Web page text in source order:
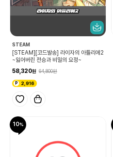
STEAM
[STEAM][코드발송] 라이자의 아틀리에2
~잃어버린 전승과 비밀의 요정~
58,320
64,800
2,916
10